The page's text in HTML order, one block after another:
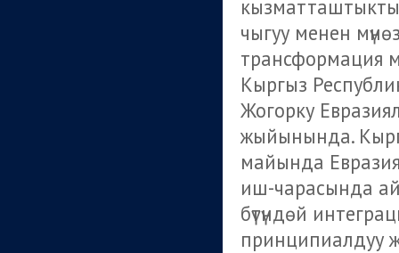
чыгуу менен
трансформация
Кыргыз
Жогорку
жыйынында.
майында
иш-чарасында
бүтүндөй
принципиалдуу